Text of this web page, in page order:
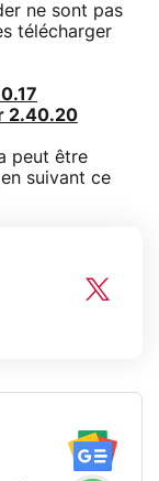
ne sont pas
télécharger
2.40.20
peut être
suivant ce